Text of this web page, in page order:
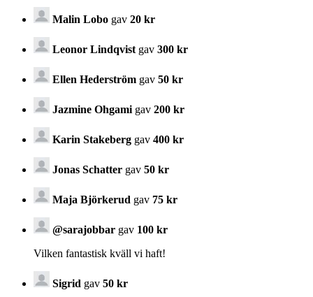
Malin Lobo gav 20 kr
Leonor Lindqvist gav 300 kr
Ellen Hederström gav 50 kr
Jazmine Ohgami gav 200 kr
Karin Stakeberg gav 400 kr
Jonas Schatter gav 50 kr
Maja Björkerud gav 75 kr
@sarajobbar gav 100 kr
Vilken fantastisk kväll vi haft!
Sigrid gav 50 kr